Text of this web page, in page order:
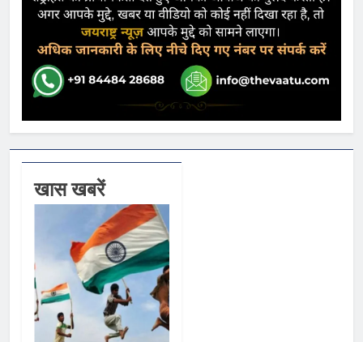
खास खबरें